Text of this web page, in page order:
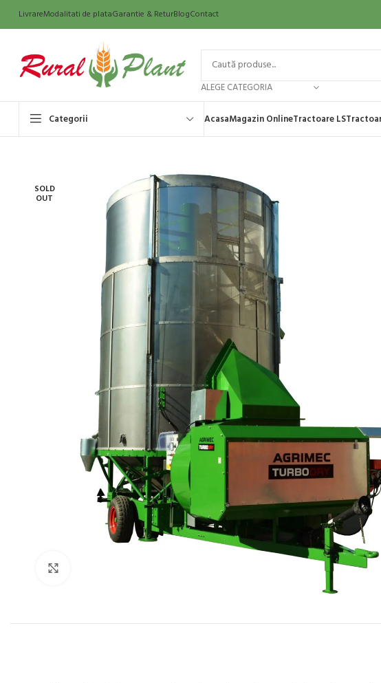
LivrareModalitati de plataGarantie & ReturBlogContact
ALEGE CATEGORIA
Categorii AcasaMagazin OnlineTractoare LS
SOLD
OUT